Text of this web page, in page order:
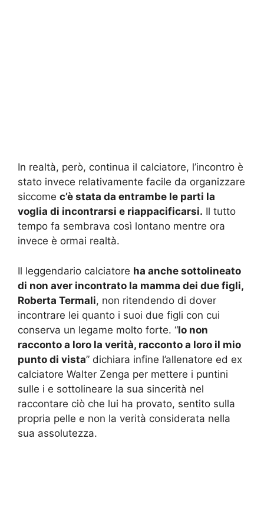
In realtà, però, continua il calciatore, l’incontro è
stato invece relativamente facile da organizzare
siccome c’è stata da entrambe le parti la
voglia di incontrarsi e riappacificarsi. Il tutto
tempo fa sembrava così lontano mentre ora
invece è ormai realtà.
Il leggendario calciatore ha anche sottolineato
di non aver incontrato la mamma dei due figli,
Roberta Termali, non ritendendo di dover
incontrare lei quanto i suoi due figli con cui
conserva un legame molto forte. “Io non
racconto a loro la verità, racconto a loro il mio
punto di vista” dichiara infine l’allenatore ed ex
calciatore Walter Zenga per mettere i puntini
sulle i e sottolineare la sua sincerità nel
raccontare ciò che lui ha provato, sentito sulla
propria pelle e non la verità considerata nella
sua assolutezza.